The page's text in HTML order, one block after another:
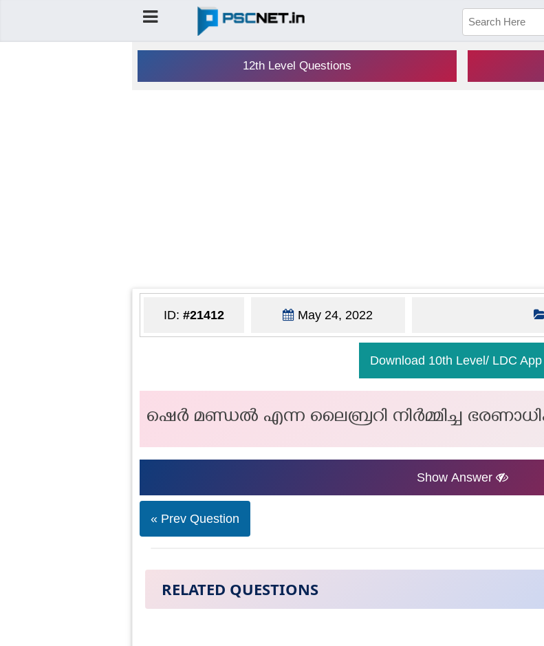
12th Level Questions
ID: #21412 May 24, 2022
Download 10th Level/ LDC App
ഷെർ മണ്ഡൽ എന്ന ലൈബ്രറി നിർമ്മിച്ച
Show Answer
« Prev Question
RELATED QUESTIONS